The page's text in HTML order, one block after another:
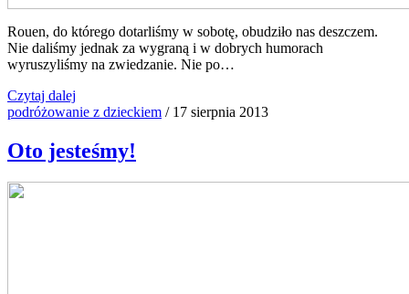
Rouen, do którego dotarliśmy w sobotę, obudziło nas deszczem.
Nie daliśmy jednak za wygraną i w dobrych humorach
wyruszyliśmy na zwiedzanie. Nie po…
Czytaj dalej
podróżowanie z dzieckiem / 17 sierpnia 2013
Oto jesteśmy!